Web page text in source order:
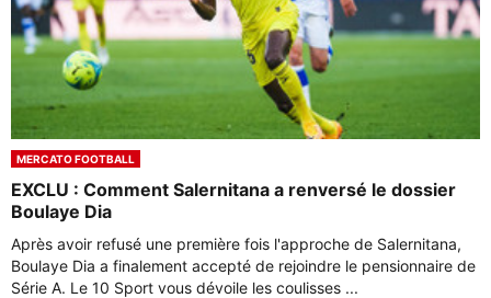
MERCATO FOOTBALL
EXCLU : Comment Salernitana a renversé le dossier
Boulaye Dia
Après avoir refusé une première fois l'approche de Salernitana,
Boulaye Dia a finalement accepté de rejoindre le pensionnaire de
Série A. Le 10 Sport vous dévoile les coulisses ...